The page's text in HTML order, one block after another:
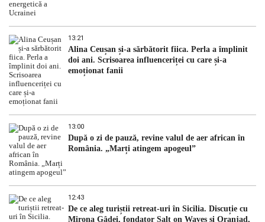
13:21
Alina Ceușan și-a sărbătorit fiica. Perla a împlinit
doi ani. Scrisoarea influenceriței cu care și-a
emoționat fanii
13:00
După o zi de pauză, revine valul de aer african în
România. „Marți atingem apogeul”
12:43
De ce aleg turiștii retreat-uri în Sicilia. Discuție cu
Mirona Gâdei, fondator Salt on Waves și Oranjad,